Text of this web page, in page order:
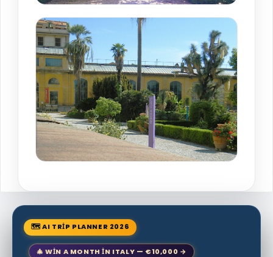
🗺 AI TRIP PLANNER 2026
🎄 WIN A MONTH IN ITALY — €10,000 →